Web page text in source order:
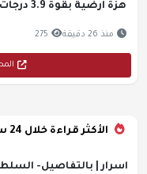
هزة أرضية بقوة 3.9 درجات تضرب شمال غربي العدين في إب
منذ 26 دقيقة 275
الأكثر قراءة خلال 24 ساعة
اسرار | بالتفاصيل-